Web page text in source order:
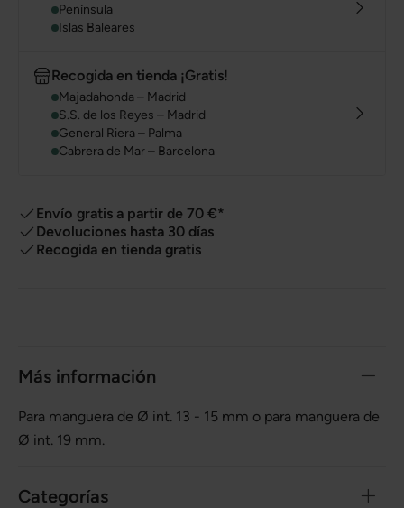
Península
Islas Baleares
Recogida en tienda ¡Gratis!
Majadahonda – Madrid
S.S. de los Reyes – Madrid
General Riera – Palma
Cabrera de Mar – Barcelona
Envío gratis a partir de 70 €*
Devoluciones hasta 30 días
Recogida en tienda gratis
Más información
Para manguera de Ø int. 13 - 15 mm o para manguera de
Ø int. 19 mm.
Categorías